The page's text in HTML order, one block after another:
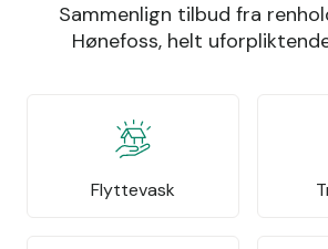
Sammenlign tilbud fra
Hønefoss, helt
Flyttevask